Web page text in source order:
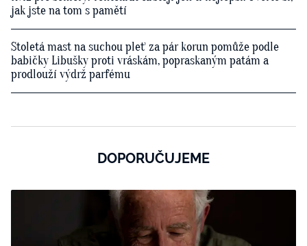
jak jste na tom s pamětí
Stoletá mast na suchou pleť za pár korun pomůže podle
babičky Libušky proti vráskám, popraskaným patám a
prodlouží výdrž parfému
DOPORUČUJEME